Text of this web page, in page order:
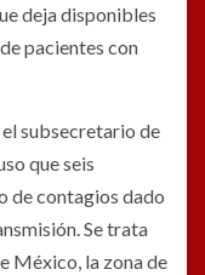
deja disponibles
pacientes con
subsecretario de
que seis
de contagios dado
Se trata
México, la zona de